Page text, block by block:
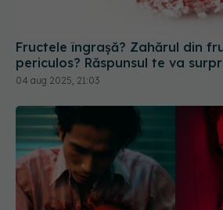
Fructele îngrașă? Zahărul din
04 aug 2025, 21:03